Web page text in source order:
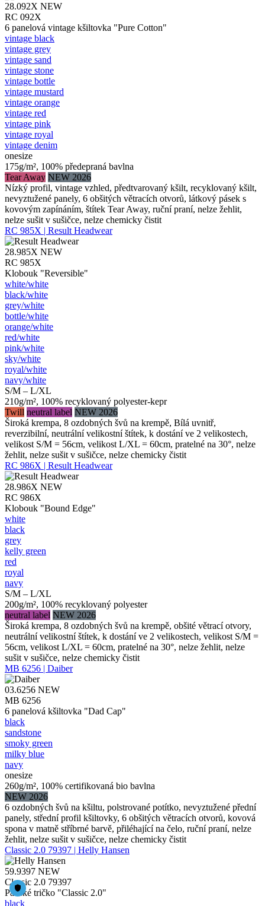
28.092X NEW
RC 092X
6 panelová vintage kšiltovka "Pure Cotton"
vintage black
vintage grey
vintage sand
vintage stone
vintage bottle
vintage mustard
vintage orange
vintage red
vintage pink
vintage royal
vintage denim
onesize
175g/m², 100% předepraná bavlna
Tear Away NEW 2026
Nízký profil, vintage vzhled, předtvarovaný kšilt, recyklovaný kšilt,
nevyztužené panely, 6 obšitých větracích otvorů, látkový pásek s
kovovým zapínáním, štítek Tear Away, ruční praní, nelze žehlit,
nelze sušit v sušičce, nelze chemicky čistit
RC 985X | Result Headwear
28.985X NEW
RC 985X
Klobouk "Reversible"
white/​white
black/​white
grey/​white
bottle/​white
orange/​white
red/​white
pink/​white
sky/​white
royal/​white
navy/​white
S/M – L/XL
210g/m², 100% recyklovaný polyester-kepr
Twill neutral label NEW 2026
Široká krempa, 8 ozdobných švů na krempě, Bílá uvnitř,
reverzibilní, neutrální velikostní štítek, k dostání ve 2 velikostech,
velikost S/M = 56cm, velikost L/XL = 60cm, pratelné na 30°, nelze
žehlit, nelze sušit v sušičce, nelze chemicky čistit
RC 986X | Result Headwear
28.986X NEW
RC 986X
Klobouk "Bound Edge"
white
black
grey
kelly green
red
royal
navy
S/M – L/XL
200g/m², 100% recyklovaný polyester
neutral label NEW 2026
Široká krempa, 8 ozdobných švů na krempě, obšité větrací otvory,
neutrální velikostní štítek, k dostání ve 2 velikostech, velikost S/M =
56cm, velikost L/XL = 60cm, pratelné na 30°, nelze žehlit, nelze
sušit v sušičce, nelze chemicky čistit
MB 6256 | Daiber
03.6256 NEW
MB 6256
6 panelová kšiltovka "Dad Cap"
black
sandstone
smoky green
milky blue
navy
onesize
260g/m², 100% certifikovaná bio bavlna
NEW 2026
6 ozdobných švů na kšiltu, polstrované potítko, nevyztužené přední
panely, střední profil kšiltovky, 6 obšitých větracích otvorů, kovová
spona v matně stříbrné barvě, přiléhající na čelo, ruční praní, nelze
žehlit, nelze sušit v sušičce, nelze chemicky čistit
Classic 2.0 79397 | Helly Hansen
59.9397 NEW
Classic 2.0 79397
Pánské tričko "Classic 2.0"
black